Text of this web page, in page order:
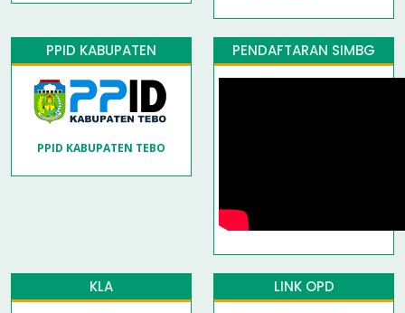
PPID KABUPATEN
PPID KABUPATEN TEBO
PENDAFTARAN SIMBG
KLA LINK OPD